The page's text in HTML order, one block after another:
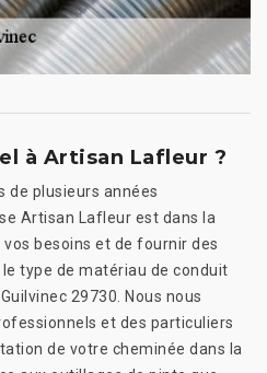
à Artisan Lafleur ?
de plusieurs années
Artisan Lafleur est dans la
besoins et de fournir des
type de matériau de conduit
29730. Nous nous
et des particuliers
de votre cheminée dans la